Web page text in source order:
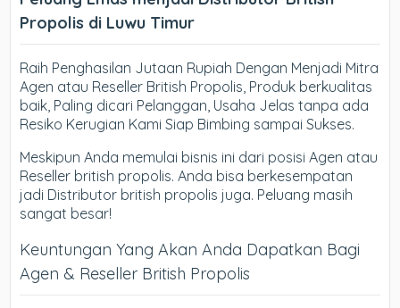
Propolis di Luwu Timur
Raih Penghasilan Jutaan Rupiah Dengan Menjadi Mitra
Agen atau Reseller British Propolis, Produk berkualitas
baik, Paling dicari Pelanggan, Usaha Jelas tanpa ada
Resiko Kerugian Kami Siap Bimbing sampai Sukses.
Meskipun Anda memulai bisnis ini dari posisi Agen atau
Reseller british propolis. Anda bisa berkesempatan
jadi Distributor british propolis juga. Peluang masih
sangat besar!
Keuntungan Yang Akan Anda Dapatkan Bagi
Agen & Reseller British Propolis